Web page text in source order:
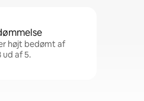
højt bedømt af
af 5.